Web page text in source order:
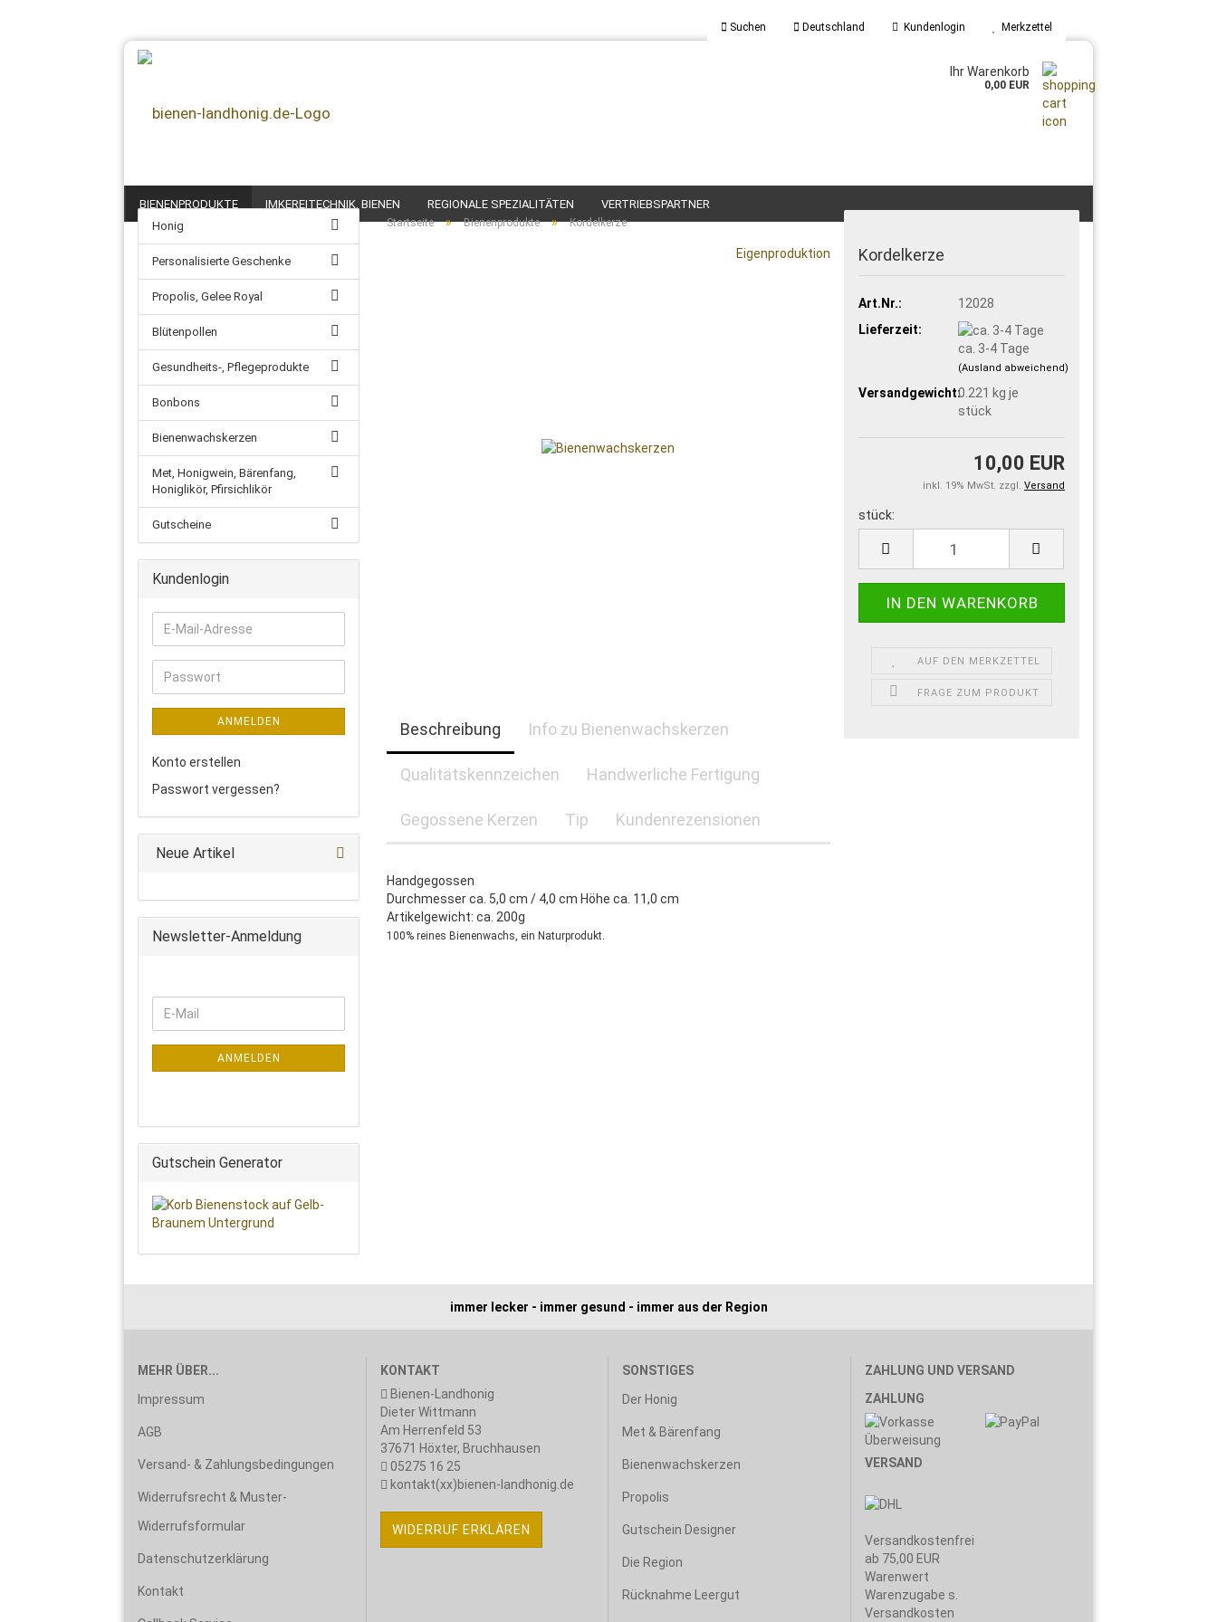
Suchen Deutschland Kundenlogin Merkzettel
Ihr Warenkorb
0,00 EUR
BIENENPRODUKTE IMKEREITECHNIK, BIENEN REGIONALE SPEZIALITÄTEN VERTRIEBSPARTNER
Startseite » Bienenprodukte » Kordelkerze
Eigenproduktion Kordelkerze
Art.Nr.:
12028
Lieferzeit:
ca. 3-4 Tage
(Ausland abweichend)
Versandgewicht:0.221 kg je
stück
10,00 EUR
inkl. 19% MwSt. zzgl. Versand
stück:
stück
AUF DEN MERKZETTEL
FRAGE ZUM PRODUKT
Beschreibung Info zu Bienenwachskerzen
Qualitätskennzeichen Handwerliche Fertigung
Gegossene Kerzen Tip Kundenrezensionen
Handgegossen
Durchmesser ca. 5,0 cm / 4,0 cm Höhe ca. 11,0 cm
Artikelgewicht: ca. 200g
100% reines Bienenwachs, ein Naturprodukt.
Honig
Personalisierte Geschenke
Propolis, Gelee Royal
Blütenpollen
Gesundheits-, Pflegeprodukte
Bonbons
Bienenwachskerzen
Met, Honigwein, Bärenfang,
Honiglikör, Pfirsichlikör
Gutscheine
Kundenlogin
E-
Mail-
Adresse
Passwort
ANMELDEN
Konto erstellen
Passwort vergessen?
Neue Artikel
Newsletter-Anmeldung
ZUR
ANMELDUNG
E-
Mail
ANMELDEN
Gutschein Generator
immer lecker - immer gesund - immer aus der Region
MEHR ÜBER...
Impressum
AGB
Versand- & Zahlungsbedingungen
Widerrufsrecht & Muster-
Widerrufsformular
Datenschutzerklärung
Kontakt
KONTAKT
Bienen-Landhonig
Dieter Wittmann
Am Herrenfeld 53
37671 Höxter, Bruchhausen
05275 16 25
kontakt(xx)bienen-landhonig.de
WIDERRUF ERKLÄREN
SONSTIGES
Der Honig
Met & Bärenfang
Bienenwachskerzen
Propolis
Gutschein Designer
Die Region
Rücknahme Leergut
ZAHLUNG UND VERSAND
ZAHLUNG
VERSAND
Versandkostenfrei
ab 75,00 EUR
Warenwert
Warenzugabe s.
Versandkosten